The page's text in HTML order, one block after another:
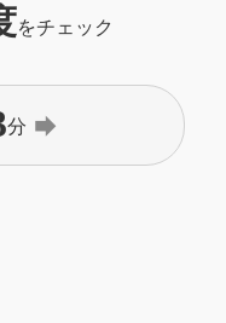
をチェック
分 forward